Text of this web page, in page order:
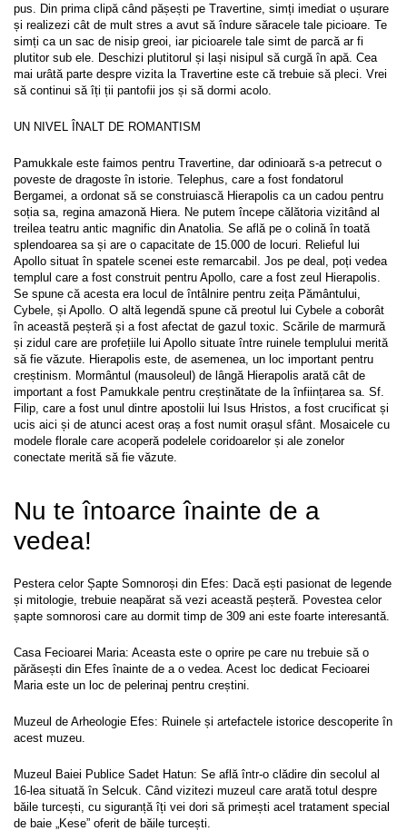
pus. Din prima clipă când pășești pe Travertine, simți imediat o ușurare
și realizezi cât de mult stres a avut să îndure săracele tale picioare. Te
simți ca un sac de nisip greoi, iar picioarele tale simt de parcă ar fi
plutitor sub ele. Deschizi plutitorul și lași nisipul să curgă în apă. Cea
mai urâtă parte despre vizita la Travertine este că trebuie să pleci. Vrei
să continui să îți ții pantofii jos și să dormi acolo.
UN NIVEL ÎNALT DE ROMANTISM
Pamukkale este faimos pentru Travertine, dar odinioară s-a petrecut o
poveste de dragoste în istorie. Telephus, care a fost fondatorul
Bergamei, a ordonat să se construiască Hierapolis ca un cadou pentru
soția sa, regina amazonă Hiera. Ne putem începe călătoria vizitând al
treilea teatru antic magnific din Anatolia. Se află pe o colină în toată
splendoarea sa și are o capacitate de 15.000 de locuri. Relieful lui
Apollo situat în spatele scenei este remarcabil. Jos pe deal, poți vedea
templul care a fost construit pentru Apollo, care a fost zeul Hierapolis.
Se spune că acesta era locul de întâlnire pentru zeița Pământului,
Cybele, și Apollo. O altă legendă spune că preotul lui Cybele a coborât
în această peșteră și a fost afectat de gazul toxic. Scările de marmură
și zidul care are profețiile lui Apollo situate între ruinele templului merită
să fie văzute. Hierapolis este, de asemenea, un loc important pentru
creștinism. Mormântul (mausoleul) de lângă Hierapolis arată cât de
important a fost Pamukkale pentru creștinătate de la înființarea sa. Sf.
Filip, care a fost unul dintre apostolii lui Isus Hristos, a fost crucificat și
ucis aici și de atunci acest oraș a fost numit orașul sfânt. Mosaicele cu
modele florale care acoperă podelele coridoarelor și ale zonelor
conectate merită să fie văzute.
Nu te întoarce înainte de a
vedea!
Pestera celor Șapte Somnoroși din Efes: Dacă ești pasionat de legende
și mitologie, trebuie neapărat să vezi această peșteră. Povestea celor
șapte somnorosi care au dormit timp de 309 ani este foarte interesantă.
Casa Fecioarei Maria: Aceasta este o oprire pe care nu trebuie să o
părăsești din Efes înainte de a o vedea. Acest loc dedicat Fecioarei
Maria este un loc de pelerinaj pentru creștini.
Muzeul de Arheologie Efes: Ruinele și artefactele istorice descoperite în
acest muzeu.
Muzeul Baiei Publice Sadet Hatun: Se află într-o clădire din secolul al
16-lea situată în Selcuk. Când vizitezi muzeul care arată totul despre
băile turcești, cu siguranță îți vei dori să primești acel tratament special
de baie „Kese” oferit de băile turcești.